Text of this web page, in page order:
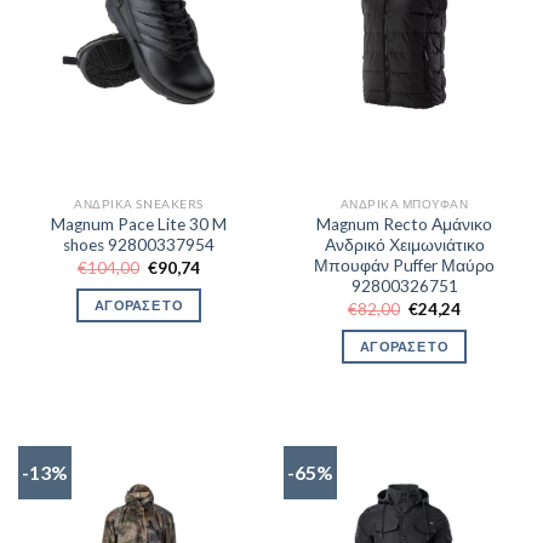
ΑΝΔΡΙΚΆ SNEAKERS
Magnum Pace Lite 30 M
shoes 92800337954
€104,00 Original
price
was:
€104,00.
€90,74Η
€90,74.
ΑΓΟΡΑΣΕ ΤΟ
ΑΝΔΡΙΚΆ ΜΠΟΥΦΆΝ
Magnum Recto Αμάνικο
Ανδρικό Χειμωνιάτικο
Μπουφάν Puffer Μαύρο
92800326751
€82,00 Original
price
was:
€82,00.
€24,24Η
τιμή
€24,24.
ΑΓΟΡΑΣΕ ΤΟ
-13% -65%